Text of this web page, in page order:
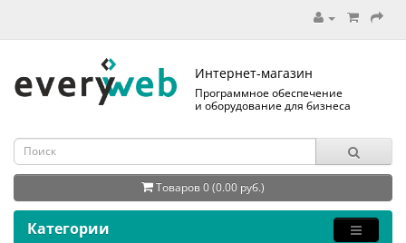
Интернет-магазин
Программное обеспечение
и оборудование для бизнеса
Товаров 0 (0.00 руб.)
Категории